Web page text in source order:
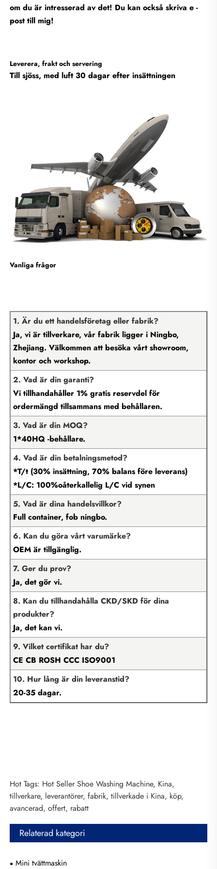
om du är intresserad av det! Du kan också skriva e -
post till mig!
Leverera, frakt och servering
Till sjöss, med luft 30 dagar efter insättningen
Vanliga frågor
1. Är du ett handelsföretag eller fabrik?
Ja, vi är tillverkare, vår fabrik ligger i Ningbo,
Zhejiang. Välkommen att besöka vårt showroom,
kontor och workshop.
2. Vad är din garanti?
Vi tillhandahåller 1% gratis reservdel för
ordermängd tillsammans med behållaren.
3. Vad är din MOQ?
1*40HQ -behållare.
4. Vad är din betalningsmetod?
*T/t (30% insättning, 70% balans före leverans)
*L/C: 100%oåterkallelig L/C vid synen
5. Vad är dina handelsvillkor?
Full container, fob ningbo.
6. Kan du göra vårt varumärke?
OEM är tillgänglig.
7. Ger du prov?
Ja, det gör vi.
8. Kan du tillhandahålla CKD/SKD för dina
produkter?
Ja, det kan vi.
9. Vilket certifikat har du?
CE CB ROSH CCC ISO9001
10. Hur lång är din leveranstid?
20-35 dagar.
Hot Tags: Hot Seller Shoe Washing Machine, Kina,
tillverkare, leverantörer, fabrik, tillverkade i Kina, köp,
avancerad, offert, rabatt
Relaterad kategori
Mini tvättmaskin